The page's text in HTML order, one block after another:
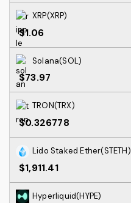
XRP(XRP)
$1.06
Solana(SOL)
$73.97
TRON(TRX)
$0.326778
Lido Staked Ether(STETH)
$1,911.41
Hyperliquid(HYPE)